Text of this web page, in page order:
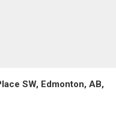
SW, Edmonton, AB,